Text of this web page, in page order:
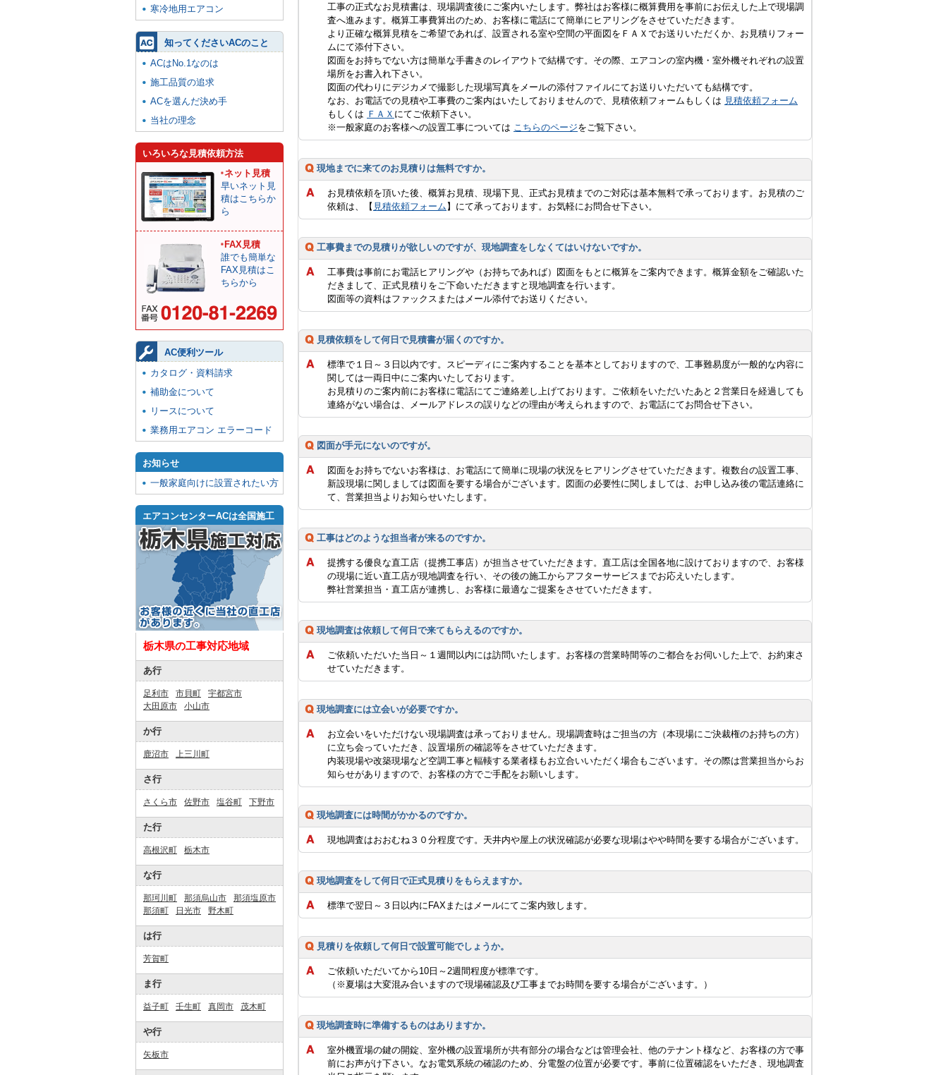
工事の正式なお見積書は、現場調査後にご案内いたします。弊社はお客様に概算費用を事前にお伝えした上で現場調
査へ進みます。概算工事費算出のため、お客様に電話にて簡単にヒアリングをさせていただきます。
より正確な概算見積をご希望であれば、設置される室や空間の平面図をＦＡＸでお送りいただくか、お見積りフォー
ムにて添付下さい。
図面をお持ちでない方は簡単な手書きのレイアウトで結構です。その際、エアコンの室内機・室外機それぞれの設置
場所をお書入れ下さい。
図面の代わりにデジカメで撮影した現場写真をメールの添付ファイルにてお送りいただいても結構です。
なお、お電話での見積や工事費のご案内はいたしておりませんので、見積依頼フォームもしくは 見積依頼フォーム
もしくは ＦＡＸ にてご依頼下さい。
※一般家庭のお客様への設置工事については こちらのページをご覧下さい。
現地までに来てのお見積りは無料ですか。
お見積依頼を頂いた後、概算お見積、現場下見、正式お見積までのご対応は基本無料で承っております。お見積のご
依頼は、【 見積依頼フォーム 】にて承っております。お気軽にお問合せ下さい。
工事費までの見積りが欲しいのですが、現地調査をしなくてはいけないですか。
工事費は事前にお電話ヒアリングや（お持ちであれば）図面をもとに概算をご案内できます。概算金額をご確認いた
だきまして、正式見積りをご下命いただきますと現地調査を行います。
図面等の資料はファックスまたはメール添付でお送りください。
見積依頼をして何日で見積書が届くのですか。
標準で１日～３日以内です。スピーディにご案内することを基本としておりますので、工事難易度が一般的な内容に
関しては一両日中にご案内いたしております。
お見積りのご案内前にお客様に電話にてご連絡差し上げております。ご依頼をいただいたあと２営業日を経過しても
連絡がない場合は、メールアドレスの誤りなどの理由が考えられますので、お電話にてお問合せ下さい。
図面が手元にないのですが。
図面をお持ちでないお客様は、お電話にて簡単に現場の状況をヒアリングさせていただきます。複数台の設置工事、
新設現場に関しましては図面を要する場合がございます。図面の必要性に関しましては、お申し込み後の電話連絡に
て、営業担当よりお知らせいたします。
工事はどのような担当者が来るのですか。
提携する優良な直工店（提携工事店）が担当させていただきます。直工店は全国各地に設けておりますので、お客様
の現場に近い直工店が現地調査を行い、その後の施工からアフターサービスまでお応えいたします。
弊社営業担当・直工店が連携し、お客様に最適なご提案をさせていただきます。
現地調査は依頼して何日で来てもらえるのですか。
ご依頼いただいた当日～１週間以内には訪問いたします。お客様の営業時間等のご都合をお伺いした上で、お約束さ
せていただきます。
現地調査には立会いが必要ですか。
お立会いをいただけない現場調査は承っておりません。現場調査時はご担当の方（本現場にご決裁権のお持ちの方）
に立ち会っていただき、設置場所の確認等をさせていただきます。
内装現場や改築現場など空調工事と輻輳する業者様もお立合いいただく場合もございます。その際は営業担当からお
知らせがありますので、お客様の方でご手配をお願いします。
現地調査には時間がかかるのですか。
現地調査はおおむね３０分程度です。天井内や屋上の状況確認が必要な現場はやや時間を要する場合がございます。
現地調査をして何日で正式見積りをもらえますか。
標準で翌日～３日以内にFAXまたはメールにてご案内致します。
見積りを依頼して何日で設置可能でしょうか。
ご依頼いただいてから10日～2週間程度が標準です。
（※夏場は大変混み合いますので現場確認及び工事までお時間を要する場合がございます。）
現地調査時に準備するものはありますか。
室外機置場の鍵の開錠、室外機の設置場所が共有部分の場合などは管理会社、他のテナント様など、お客様の方で事
前にお声がけ下さい。なお電気系統の確認のため、分電盤の位置が必要です。事前に位置確認をいただき、現地調査
寒冷地用エアコン
知ってくださいACのこと
ACはNo.1なのは
施工品質の追求
ACを選んだ決め手
当社の理念
いろいろな見積依頼方法
ネット見積
早いネット見
積はこちらか
ら
FAX見積
誰でも簡単な
FAX見積はこ
ちらから
AC便利ツール
カタログ・資料請求
補助金について
リースについて
業務用エアコン エラーコード
お知らせ
一般家庭向けに設置されたい方
エアコンセンターACは全国施工
栃木県の工事対応地域
あ行
足利市 市貝町
宇都宮市
大田原市
小山市
か行
鹿沼市 上三川町
さ行
さくら市 佐野市 塩谷町 下野市
た行
高根沢町 栃木市
な行
那珂川町 那須烏山市
那須塩原市
那須町
日光市 野木町
は行
芳賀町
ま行
益子町 壬生町 真岡市 茂木町
や行
矢板市